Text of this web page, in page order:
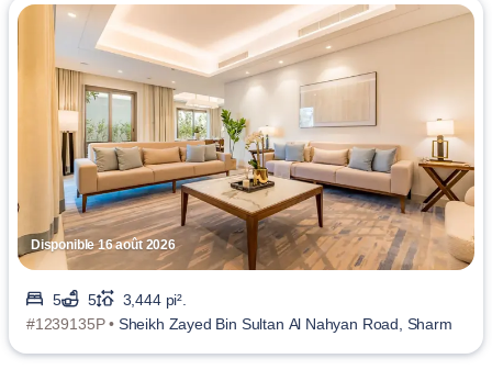
Disponible 16 août 2026
5 5
3,444 pi².
#1239135P • Sheikh Zayed Bin Sultan Al Nahyan Road, Sharm